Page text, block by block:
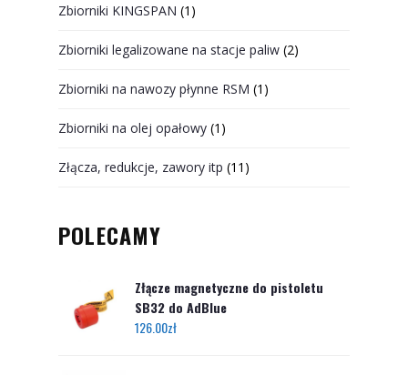
Zbiorniki KINGSPAN (1)
Zbiorniki legalizowane na stacje paliw (2)
Zbiorniki na nawozy płynne RSM (1)
Zbiorniki na olej opałowy (1)
Złącza, redukcje, zawory itp (11)
POLECAMY
Złącze magnetyczne do pistoletu
SB32 do AdBlue
126.00zł